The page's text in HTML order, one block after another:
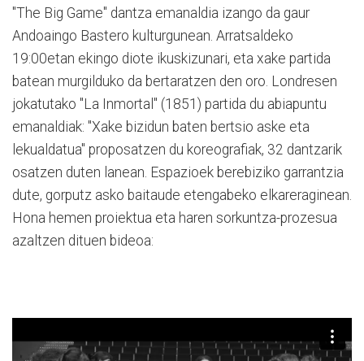
"The Big Game" dantza emanaldia izango da gaur
Andoaingo Bastero kulturgunean. Arratsaldeko
19:00etan ekingo diote ikuskizunari, eta xake partida
batean murgilduko da bertaratzen den oro. Londresen
jokatutako "La Inmortal" (1851) partida du abiapuntu
emanaldiak: "Xake bizidun baten bertsio aske eta
lekualdatua" proposatzen du koreografiak, 32 dantzarik
osatzen duten lanean. Espazioek berebiziko garrantzia
dute, gorputz asko baitaude etengabeko elkareraginean.
Hona hemen proiektua eta haren sorkuntza-prozesua
azaltzen dituen bideoa: